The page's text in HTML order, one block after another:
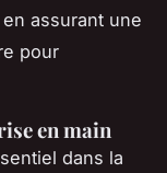
assurant une
pour
en main
dans la